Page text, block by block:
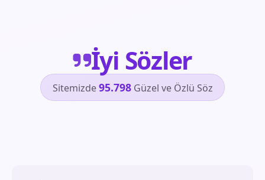
İyi Sözler
Sitemizde95.798Güzel ve Özlü Söz